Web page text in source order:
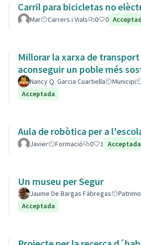
Carril para bicicletas
Mar Carrers i Vials 0 0
Millorar la xarxa de
aconseguir un poble més
Nancy Q. Garcia Cuartiella Municipi
Acceptada
Aula de robòtica per a
Javier Formació 0 1 Acceptada
Un museu per Segur
Jaume De Bargas Fàbregas
Acceptada